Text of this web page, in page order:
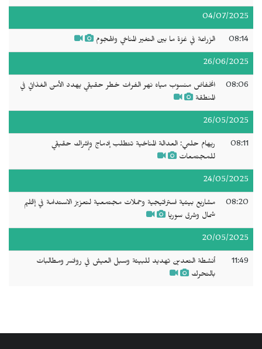
04/07/2025
08:14 الزراعة في غزة ما بين التغير المناخي والهجوم
26/06/2025
08:06
انخفاض منسوب مياه نهر الفرات خطر حقيقي يهدد الأمن الغذائي في
المنطقة
26/05/2025
08:11
ريهام حلمي: العدالة المناخية تتطلب إدماج وإشراك حقيقي
للمجتمعات
24/05/2025
08:20
مشاريع بيئية استراتيجية وحملات مجتمعية لتعزيز الاستدامة في إقليم
شمال وشرق سوريا
20/05/2025
11:49
أنشطة التعدين تهديد للبيئة وسبل العيش في روانسر ومطالبات
بالتحرك